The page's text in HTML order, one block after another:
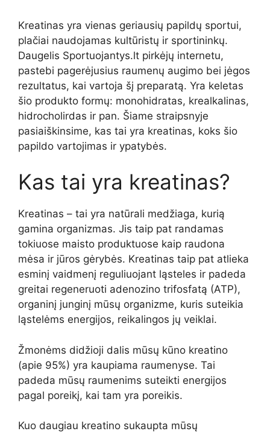
Kreatinas yra vienas geriausių papildų sportui,
plačiai naudojamas kultūristų ir sportininkų.
Daugelis Sportuojantys.lt pirkėjų internetu,
pastebi pagerėjusius raumenų augimo bei jėgos
rezultatus, kai vartoja šį preparatą. Yra keletas
šio produkto formų: monohidratas, krealkalinas,
hidrocholirdas ir pan. Šiame straipsnyje
pasiaiškinsime, kas tai yra kreatinas, koks šio
papildo vartojimas ir ypatybės.
Kas tai yra kreatinas?
Kreatinas – tai yra natūrali medžiaga, kurią
gamina organizmas. Jis taip pat randamas
tokiuose maisto produktuose kaip raudona
mėsa ir jūros gėrybės. Kreatinas taip pat atlieka
esminį vaidmenį reguliuojant ląsteles ir padeda
greitai regeneruoti adenozino trifosfatą (ATP),
organinį junginį mūsų organizme, kuris suteikia
ląstelėms energijos, reikalingos jų veiklai.
Žmonėms didžioji dalis mūsų kūno kreatino
(apie 95%) yra kaupiama raumenyse. Tai
padeda mūsų raumenims suteikti energijos
pagal poreikį, kai tam yra poreikis.
Kuo daugiau kreatino sukaupta mūsų